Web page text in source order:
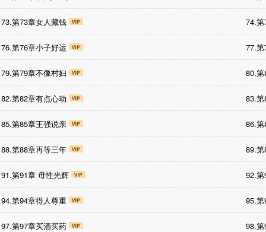
73.第73章女人藏钱 74.
76.第76章小子好运 77.
79.第79章不像村妇 80.
82.第82章有点心动 83.
85.第85章王强说亲 86.
88.第88章再等三年 89.
91.第91章 母性光辉 92.
94.第94章得人尊重 95.
97.第97章买酒买药 98.